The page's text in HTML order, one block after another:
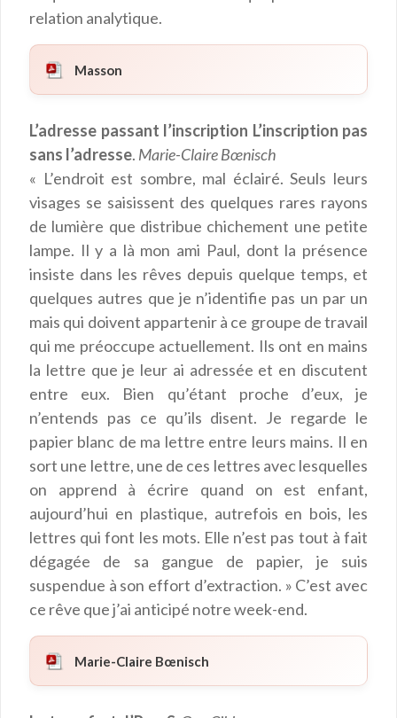
relation analytique.
Masson
L’adresse passant l’inscription L’inscription pas
sans l’adresse. Marie-Claire Bœnisch
« L’endroit est sombre, mal éclairé. Seuls leurs
visages se saisissent des quelques rares rayons
de lumière que distribue chichement une petite
lampe. Il y a là mon ami Paul, dont la présence
insiste dans les rêves depuis quelque temps, et
quelques autres que je n’identifie pas un par un
mais qui doivent appartenir à ce groupe de travail
qui me préoccupe actuellement. Ils ont en mains
la lettre que je leur ai adressée et en discutent
entre eux. Bien qu’étant proche d’eux, je
n’entends pas ce qu’ils disent. Je regarde le
papier blanc de ma lettre entre leurs mains. Il en
sort une lettre, une de ces lettres avec lesquelles
on apprend à écrire quand on est enfant,
aujourd’hui en plastique, autrefois en bois, les
lettres qui font les mots. Elle n’est pas tout à fait
dégagée de sa gangue de papier, je suis
suspendue à son effort d’extraction. » C’est avec
ce rêve que j’ai anticipé notre week-end.
Marie-Claire Bœnisch